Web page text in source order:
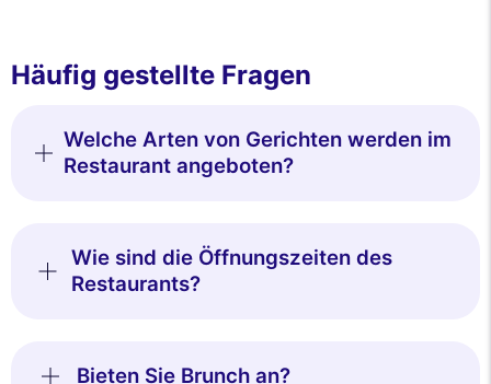
Häufig gestellte Fragen
Welche Arten von Gerichten werden im
Restaurant angeboten?
Wie sind die Öffnungszeiten des
Restaurants?
Bieten Sie Brunch an?